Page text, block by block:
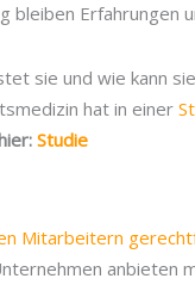
bleiben Erfahrungen
sie und wie kann
hat in einer
Studie
Mitarbeitern
anbieten